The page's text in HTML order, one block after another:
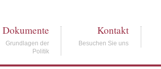
Dokumente
Grundlagen der
Politik
Kontakt
Besuchen Sie uns